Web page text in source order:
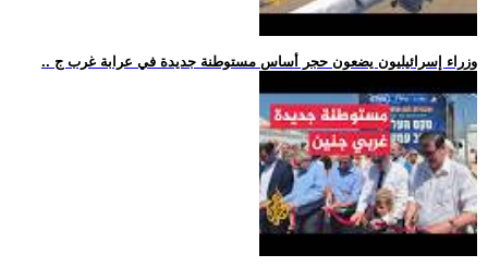
.. وزراء إسرائيليون يضعون حجر أساس مستوطنة جديدة في عرابة غرب ج